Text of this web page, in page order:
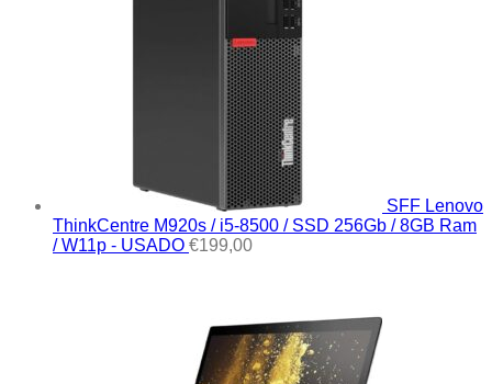
SFF Lenovo
ThinkCentre M920s / i5-8500 / SSD 256Gb / 8GB Ram
/ W11p - USADO €199,00